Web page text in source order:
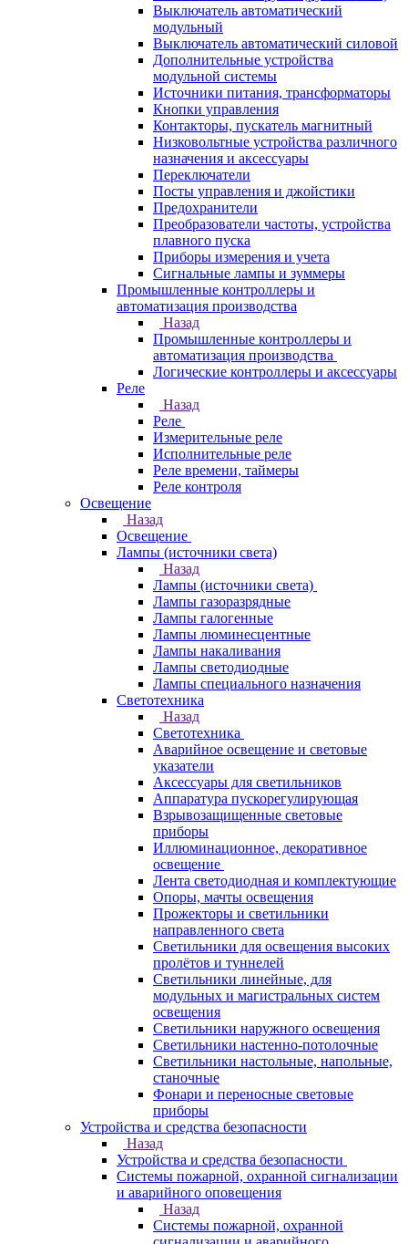
Выключатель автоматический
модульный
Выключатель автоматический силовой
Дополнительные устройства
модульной системы
Источники питания, трансформаторы
Кнопки управления
Контакторы, пускатель магнитный
Низковольтные устройства различного
назначения и аксессуары
Переключатели
Посты управления и джойстики
Предохранители
Преобразователи частоты, устройства
плавного пуска
Приборы измерения и учета
Сигнальные лампы и зуммеры
Промышленные контроллеры и
автоматизация производства
Назад
Промышленные контроллеры и
автоматизация производства
Логические контроллеры и аксессуары
Реле
Назад
Реле
Измерительные реле
Исполнительные реле
Реле времени, таймеры
Реле контроля
Освещение
Назад
Освещение
Лампы (источники света)
Назад
Лампы (источники света)
Лампы газоразрядные
Лампы галогенные
Лампы люминесцентные
Лампы накаливания
Лампы светодиодные
Лампы специального назначения
Светотехника
Назад
Светотехника
Аварийное освещение и световые
указатели
Аксессуары для светильников
Аппаратура пускорегулирующая
Взрывозащищенные световые
приборы
Иллюминационное, декоративное
освещение
Лента светодиодная и комплектующие
Опоры, мачты освещения
Прожекторы и светильники
направленного света
Светильники для освещения высоких
пролётов и туннелей
Светильники линейные, для
модульных и магистральных систем
освещения
Светильники наружного освещения
Светильники настенно-потолочные
Светильники настольные, напольные,
станочные
Фонари и переносные световые
приборы
Устройства и средства безопасности
Назад
Устройства и средства безопасности
Системы пожарной, охранной сигнализации
и аварийного оповещения
Назад
Системы пожарной, охранной